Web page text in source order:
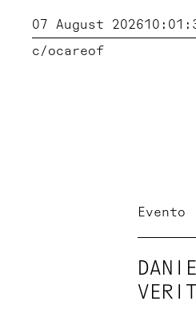
07 August 2026
c/ocareof
Evento